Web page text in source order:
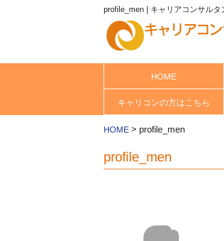
profile_men | キャリアコンサルタ
HOME
キャリコンの方はこちら
HOME > profile_men
profile_men